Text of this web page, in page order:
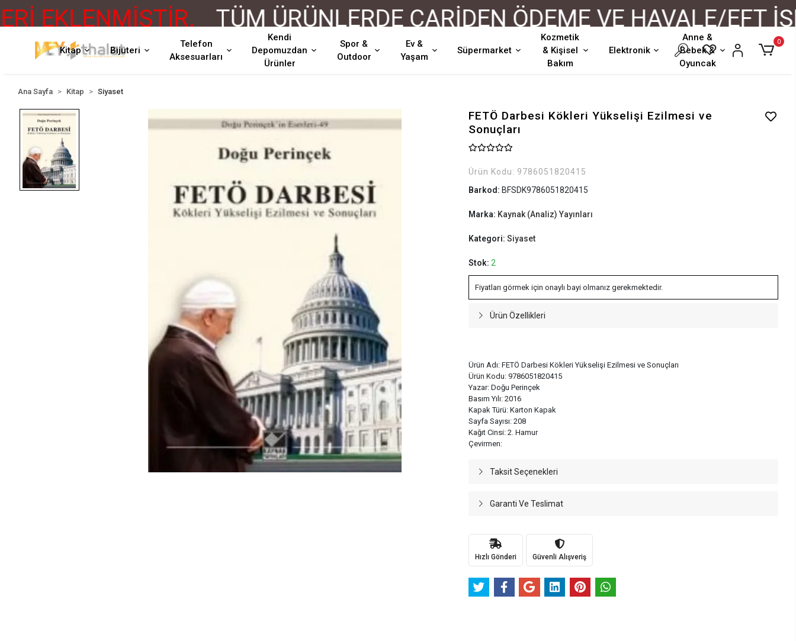
EKLENMİŞTİR. TÜM ÜRÜNLERDE CARİDEN ÖDEME VE HAVALE/EFT
Kitap Bijuteri
Telefon
Aksesuarları
Kendi
Depomuzdan
Ürünler
Spor &
Outdoor
Ev &
Yaşam
Süpermarket
Kozmetik
& Kişisel
Bakım
Elektronik
Anne &
Bebek &
Oyuncak
0
Ana Sayfa Kitap Siyaset
FETÖ Darbesi Kökleri Yükselişi Ezilmesi ve
Sonuçları
Ürün Kodu: 9786051820415
Barkod: BFSDK9786051820415
Marka: Kaynak (Analiz) Yayınları
Kategori: Siyaset
Stok: 2
Fiyatları görmek için onaylı bayi olmanız gerekmektedir.
Ürün Özellikleri
Ürün Adı: FETÖ Darbesi Kökleri Yükselişi Ezilmesi ve Sonuçları
Ürün Kodu: 9786051820415
Yazar: Doğu Perinçek
Basım Yılı: 2016
Kapak Türü: Karton Kapak
Sayfa Sayısı: 208
Kağıt Cinsi: 2. Hamur
Çevirmen:
Taksit Seçenekleri
Garanti Ve Teslimat
Hızlı Gönderi Güvenli Alışveriş